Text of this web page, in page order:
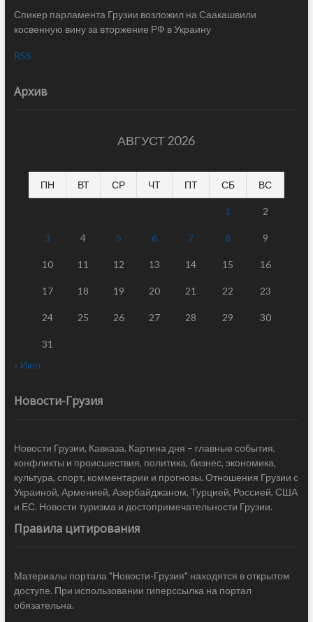
Спикер парламента Грузии возложил на Саакашвили
косвенную вину за вторжение РФ в Украину
RSS
Архив
АВГУСТ 2026
ПН ВТ СР ЧТ ПТ СБ ВС
1 2
3 4 5 6 7 8 9
10 11 12 13 14 15 16
17 18 19 20 21 22 23
24 25 26 27 28 29 30
31
« Июл
Новости-Грузия
Новости Грузии, Кавказа. Картина дня – главные события,
конфликты и происшествия, политика, бизнес, экономика,
культура, спорт, комментарии и прогнозы. Отношения Грузии с
Украиной, Арменией, Азербайджаном, Турцией, Россией, США
и ЕС. Новости туризма и достопримечательности Грузии.
Правила цитирования
Материалы портала "Новости-Грузия" находятся в открытом
доступе. При использовании гиперссылка на портал
обязательна.